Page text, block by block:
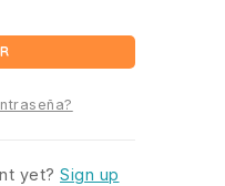
yet? Sign up